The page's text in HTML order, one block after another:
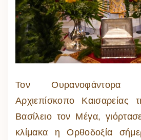
Τον Ουρανοφάντορα
Αρχιεπίσκοπο Καισαρείας
Βασίλειο τον Μέγα,
κλίμακα η Ορθοδοξία